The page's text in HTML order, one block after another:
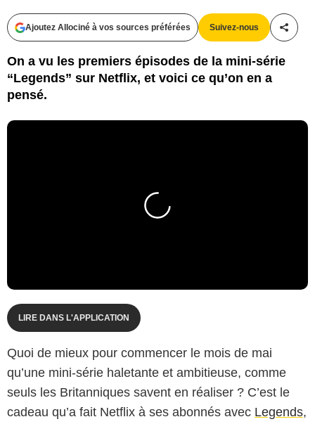
Ajoutez Allociné à vos sources préférées Suivez-nous
On a vu les premiers épisodes de la mini-série
“Legends” sur Netflix, et voici ce qu’on en a
pensé.
LIRE DANS L'APPLICATION
Quoi de mieux pour commencer le mois de mai
qu’une mini-série haletante et ambitieuse, comme
seuls les Britanniques savent en réaliser ? C’est le
cadeau qu’a fait Netflix à ses abonnés avec Legends,